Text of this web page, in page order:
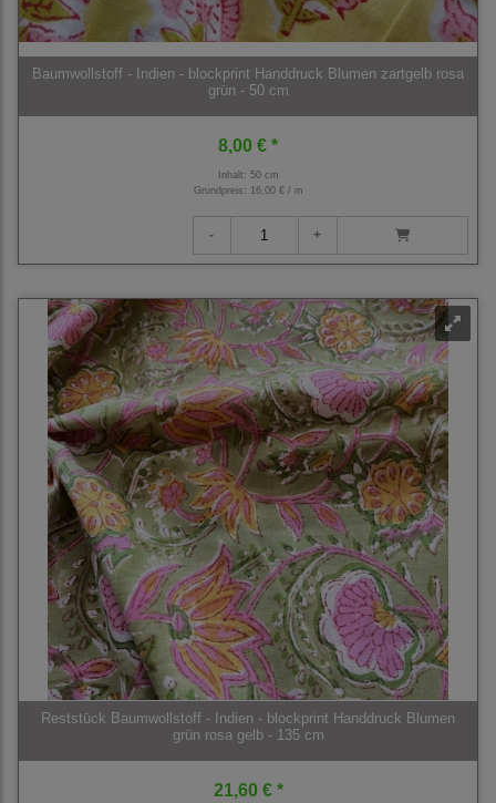
Baumwollstoff - Indien - blockprint Handdruck Blumen zartgelb rosa
grün - 50 cm
8,00 € *
Inhalt: 50 cm
Grundpreis: 16,00 € / m
Reststück Baumwollstoff - Indien - blockprint Handdruck Blumen
grün rosa gelb - 135 cm
21,60 € *